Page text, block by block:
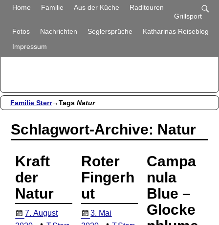
Home Familie Aus der Küche
Radltouren
Grillsport
Fotos
Nachrichten Seglersprüche
Katharinas Reiseblog
Impressum
Familie Sterr
Familie Sterr→Tags Natur
Schlagwort-Archive: Natur
Kraft
der
Natur
7. August
Roter
Fingerh
ut
3. Mai
Campa
nula
Blue –
Glocke